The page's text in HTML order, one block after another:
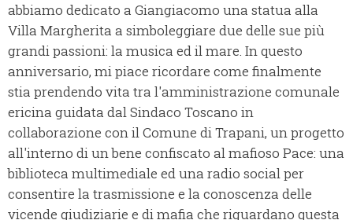
abbiamo dedicato a Giangiacomo una statua alla
Villa Margherita a simboleggiare due delle sue più
grandi passioni: la musica ed il mare. In questo
anniversario, mi piace ricordare come finalmente
stia prendendo vita tra l'amministrazione comunale
ericina guidata dal Sindaco Toscano in
collaborazione con il Comune di Trapani, un progetto
all'interno di un bene confiscato al mafioso Pace: una
biblioteca multimediale ed una radio social per
consentire la trasmissione e la conoscenza delle
vicende giudiziarie e di mafia che riguardano questa